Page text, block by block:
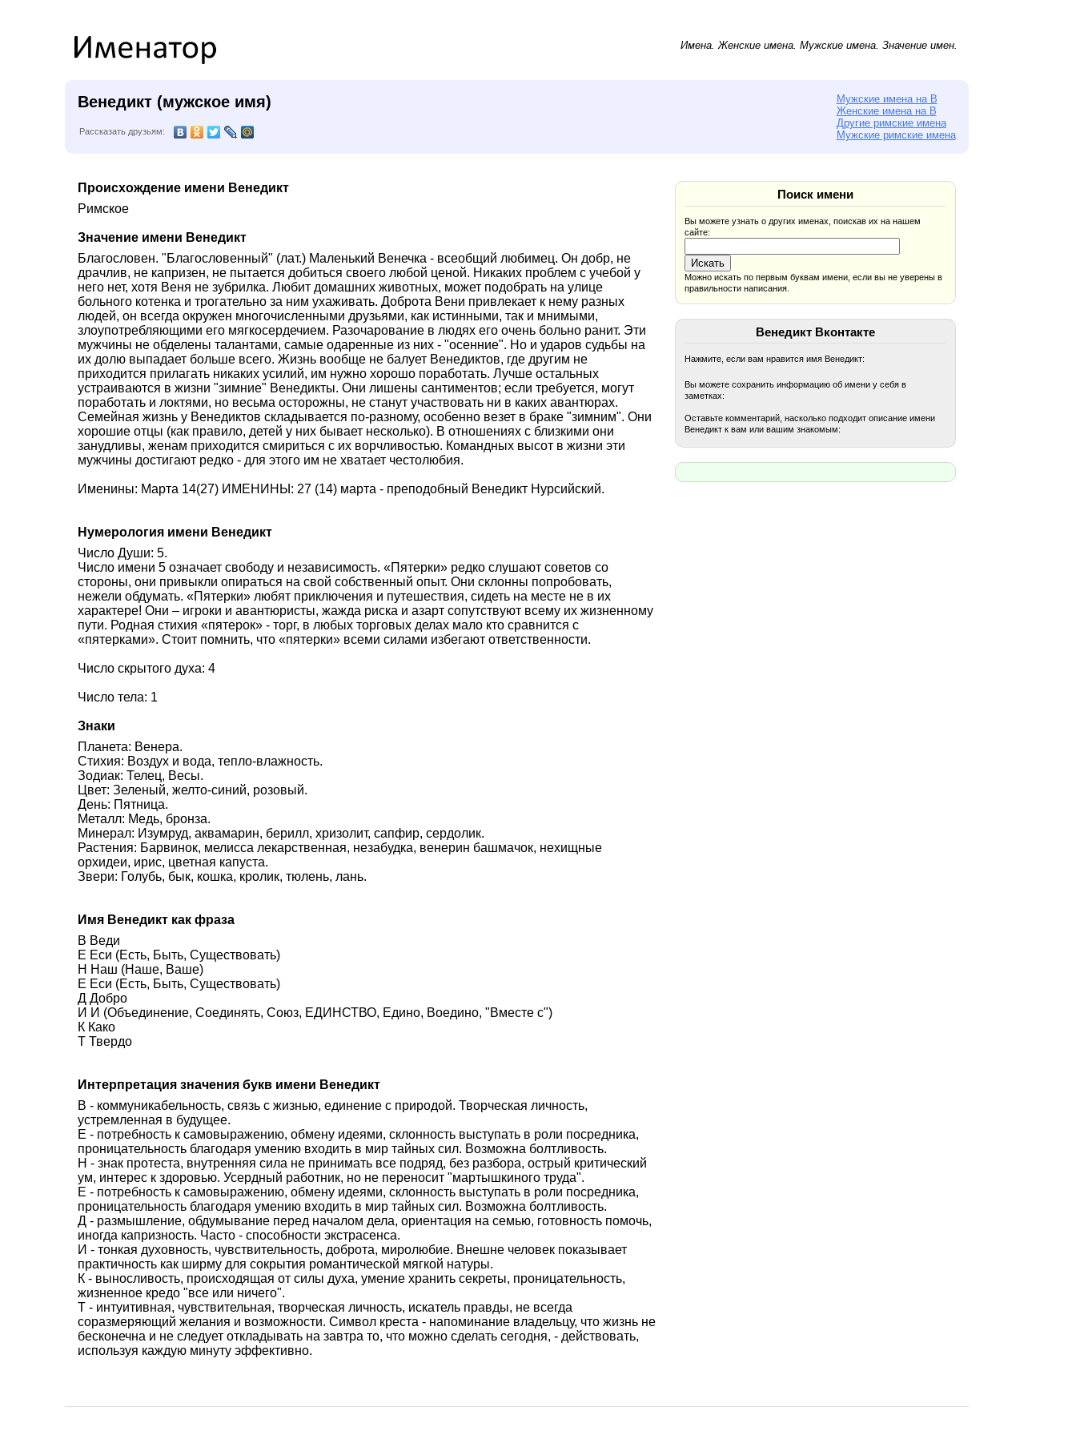
Имена.Женские имена.Мужские имена. Значение имен.
Венедикт (мужское имя)
Мужские имена на В
Женские имена на В
Другие римские имена
Мужские римские имена
Рассказать друзьям:
Происхождение имени Венедикт
Римское
Значение имени Венедикт
Благословен. "Благословенный" (лат.) Маленький Венечка - всеобщий любимец. Он добр, не
драчлив, не капризен, не пытается добиться своего любой ценой. Никаких проблем с учебой у
него нет, хотя Веня не зубрилка. Любит домашних животных, может подобрать на улице
больного котенка и трогательно за ним ухаживать. Доброта Вени привлекает к нему разных
людей, он всегда окружен многочисленными друзьями, как истинными, так и мнимыми,
злоупотребляющими его мягкосердечием. Разочарование в людях его очень больно ранит. Эти
мужчины не обделены талантами, самые одаренные из них - "осенние". Но и ударов судьбы на
их долю выпадает больше всего. Жизнь вообще не балует Венедиктов, где другим не
приходится прилагать никаких усилий, им нужно хорошо поработать. Лучше остальных
устраиваются в жизни "зимние" Венедикты. Они лишены сантиментов; если требуется, могут
поработать и локтями, но весьма осторожны, не станут участвовать ни в каких авантюрах.
Семейная жизнь у Венедиктов складывается по-разному, особенно везет в браке "зимним". Они
хорошие отцы (как правило, детей у них бывает несколько). В отношениях с близкими они
занудливы, женам приходится смириться с их ворчливостью. Командных высот в жизни эти
мужчины достигают редко - для этого им не хватает честолюбия.
Именины: Марта 14(27) ИМЕНИНЫ: 27 (14) марта - преподобный Венедикт Нурсийский.
Нумерология имени Венедикт
Число Души: 5.
Число имени 5 означает свободу и независимость. «Пятерки» редко слушают советов со
стороны, они привыкли опираться на свой собственный опыт. Они склонны попробовать,
нежели обдумать. «Пятерки» любят приключения и путешествия, сидеть на месте не в их
характере! Они – игроки и авантюристы, жажда риска и азарт сопутствуют всему их жизненному
пути. Родная стихия «пятерок» - торг, в любых торговых делах мало кто сравнится с
«пятерками». Стоит помнить, что «пятерки» всеми силами избегают ответственности.
Число скрытого духа: 4
Число тела: 1
Знаки
Планета: Венера.
Стихия: Воздух и вода, тепло-влажность.
Зодиак: Телец, Весы.
Цвет: Зеленый, желто-синий, розовый.
День: Пятница.
Металл: Медь, бронза.
Минерал: Изумруд, аквамарин, берилл, хризолит, сапфир, сердолик.
Растения: Барвинок, мелисса лекарственная, незабудка, венерин башмачок, нехищные
орхидеи, ирис, цветная капуста.
Звери: Голубь, бык, кошка, кролик, тюлень, лань.
Имя Венедикт как фраза
В Веди
Е Еси (Есть, Быть, Существовать)
Н Наш (Наше, Ваше)
Е Еси (Есть, Быть, Существовать)
Д Добро
И И (Объединение, Соединять, Союз, ЕДИНСТВО, Едино, Воедино, "Вместе с")
К Како
Т Твердо
Интерпретация значения букв имени Венедикт
В - коммуникабельность, связь с жизнью, единение с природой. Творческая личность,
устремленная в будущее.
Е - потребность к самовыражению, обмену идеями, склонность выступать в роли посредника,
проницательность благодаря умению входить в мир тайных сил. Возможна болтливость.
Н - знак протеста, внутренняя сила не принимать все подряд, без разбора, острый критический
ум, интерес к здоровью. Усердный работник, но не переносит "мартышкиного труда".
Е - потребность к самовыражению, обмену идеями, склонность выступать в роли посредника,
проницательность благодаря умению входить в мир тайных сил. Возможна болтливость.
Д - размышление, обдумывание перед началом дела, ориентация на семью, готовность помочь,
иногда капризность. Часто - способности экстрасенса.
И - тонкая духовность, чувствительность, доброта, миролюбие. Внешне человек показывает
практичность как ширму для сокрытия романтической мягкой натуры.
К - выносливость, происходящая от силы духа, умение хранить секреты, проницательность,
жизненное кредо "все или ничего".
Т - интуитивная, чувствительная, творческая личность, искатель правды, не всегда
соразмеряющий желания и возможности. Символ креста - напоминание владельцу, что жизнь не
бесконечна и не следует откладывать на завтра то, что можно сделать сегодня, - действовать,
используя каждую минуту эффективно.
Поиск имени
Вы можете узнать о других именах, поискав их на нашем
сайте:
Можно искать по первым буквам имени, если вы не уверены в
правильности написания.
Венедикт Вконтакте
Нажмите, если вам нравится имя Венедикт:
Вы можете сохранить информацию об имени у себя в
заметках:
Оставьте комментарий, насколько подходит описание имени
Венедикт к вам или вашим знакомым: